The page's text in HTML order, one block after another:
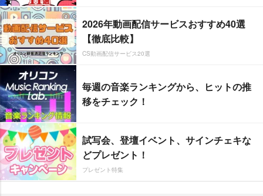
2026年動画配信サービスおすすめ40選
【徹底比較】
CS動画配信サービス20選
毎週の音楽ランキングから、ヒットの推
移をチェック！
試写会、登壇イベント、サインチェキな
どプレゼント！
プレゼント特集